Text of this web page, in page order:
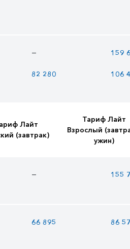
— 159
82 280 106
Лайт
(завтрак)
Тариф Лайт
Взрослый
ужин)
— 155
66 895 86